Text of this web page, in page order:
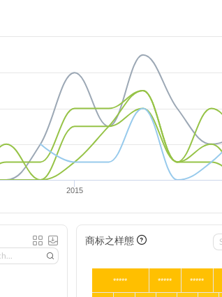
2015
商标之样態
***** ***** *****